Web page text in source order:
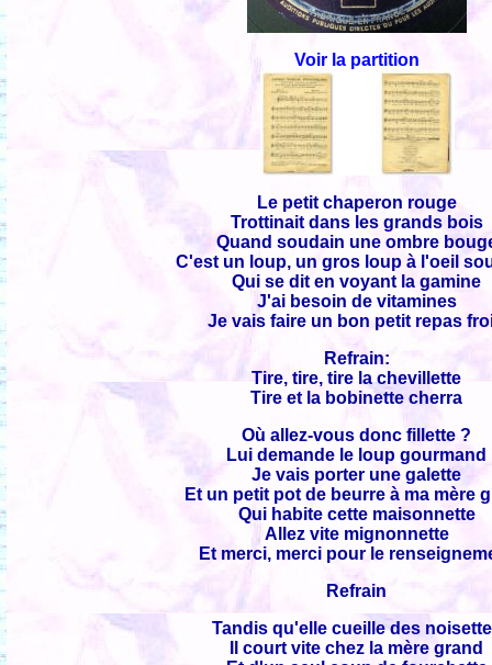
Voir la partition
Le petit chaperon rouge
Trottinait dans les grands bois
Quand soudain une ombre
C'est un loup, un gros loup à l'oeil
Qui se dit en voyant la gamine
J'ai besoin de vitamines
Je vais faire un bon petit repas
Refrain:
Tire, tire, tire la chevillette
Tire et la bobinette cherra
Où allez-vous donc fillette ?
Lui demande le loup gourmand
Je vais porter une galette
Et un petit pot de beurre à ma mère
Qui habite cette maisonnette
Allez vite mignonnette
Et merci, merci pour le
Refrain
Tandis qu'elle cueille des
Il court vite chez la mère grand